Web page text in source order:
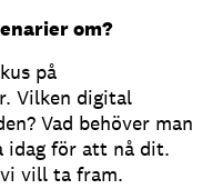
om?
på
Vilken digital
Vad behöver man
idag för att nå dit.
vill ta fram.